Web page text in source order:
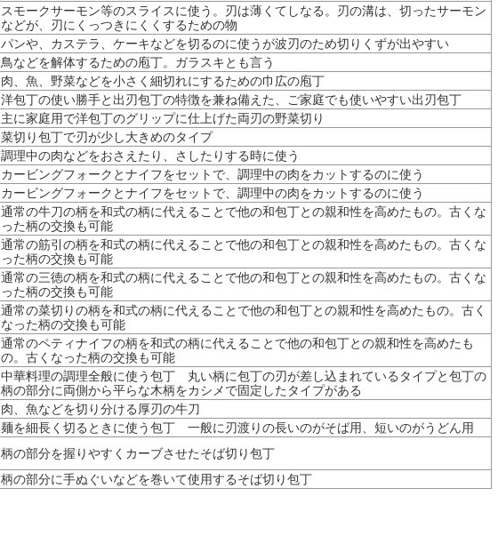
スモークサーモン等のスライスに使う。刃は薄くてしなる。刃の溝は、切ったサーモン
などが、刃にくっつきにくくするための物
パンや、カステラ、ケーキなどを切るのに使うが波刃のため切りくずが出やすい
鳥などを解体するための庖丁。ガラスキとも言う
肉、魚、野菜などを小さく細切れにするための巾広の庖丁
洋包丁の使い勝手と出刃包丁の特徴を兼ね備えた、ご家庭でも使いやすい出刃包丁
主に家庭用で洋包丁のグリップに仕上げた両刃の野菜切り
菜切り包丁で刃が少し大きめのタイプ
調理中の肉などをおさえたり、さしたりする時に使う
カービングフォークとナイフをセットで、調理中の肉をカットするのに使う
カービングフォークとナイフをセットで、調理中の肉をカットするのに使う
通常の牛刀の柄を和式の柄に代えることで他の和包丁との親和性を高めたもの。古くな
った柄の交換も可能
通常の筋引の柄を和式の柄に代えることで他の和包丁との親和性を高めたもの。古くな
った柄の交換も可能
通常の三徳の柄を和式の柄に代えることで他の和包丁との親和性を高めたもの。古くな
った柄の交換も可能
通常の菜切りの柄を和式の柄に代えることで他の和包丁との親和性を高めたもの。古く
なった柄の交換も可能
通常のペティナイフの柄を和式の柄に代えることで他の和包丁との親和性を高めたも
の。古くなった柄の交換も可能
中華料理の調理全般に使う包丁 丸い柄に包丁の刃が差し込まれているタイプと包丁の
柄の部分に両側から平らな木柄をカシメで固定したタイプがある
肉、魚などを切り分ける厚刃の牛刀
麺を細長く切るときに使う包丁 一般に刃渡りの長いのがそば用、短いのがうどん用
柄の部分を握りやすくカーブさせたそば切り包丁
柄の部分に手ぬぐいなどを巻いて使用するそば切り包丁